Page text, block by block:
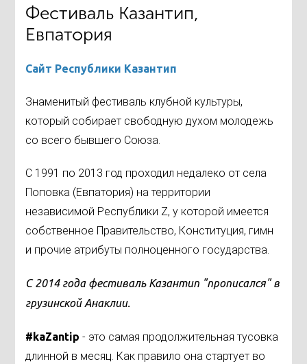
Фестиваль Казантип,
Евпатория
Сайт Республики Казантип
Знаменитый фестиваль клубной культуры,
который собирает свободную духом молодежь
со всего бывшего Союза.
С 1991 по 2013 год проходил недалеко от села
Поповка (Евпатория) на территории
независимой Республики Z, у которой имеется
собственное Правительство, Конституция, гимн
и прочие атрибуты полноценного государства.
С 2014 года фестиваль Казантип "прописался" в
грузинской Анаклии.
#kaZantip- это самая продолжительная тусовка
длинной в месяц. Как правило она стартует во